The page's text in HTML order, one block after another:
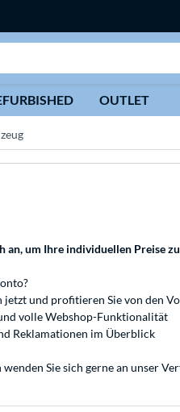
OUTLET
an, um Ihre individuellen Preise
jetzt und profitieren Sie von den
volle Webshop-Funktionalität
Reklamationen im Überblick
Sie sich gerne an unser